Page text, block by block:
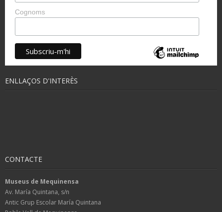
Cognoms
ENLLAÇOS D'INTERÈS
CONTACTE
Museus de Mequinensa
Av. María Quintana, s/n
Antic Grup Escolar María Quintana